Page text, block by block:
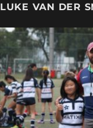
LUKE VAN DER